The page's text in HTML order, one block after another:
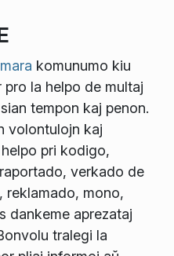
komunumo kiu
la helpo de multaj
tempon kaj penon.
volontulojn kaj
pri kodigo,
verkado de
reklamado, mono,
dankeme aprezataj
tralegi la